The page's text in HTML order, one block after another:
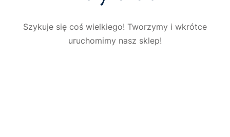
Szykuje się coś wielkiego! Tworzymy i wkrótce
uruchomimy nasz sklep!